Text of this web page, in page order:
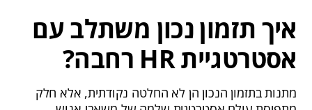
איך תזמון נכון משתלב עם
אסטרטגיית HR רחבה?
מתנות בתזמון הנכון הן לא החלטה נקודתית, אלא חלק